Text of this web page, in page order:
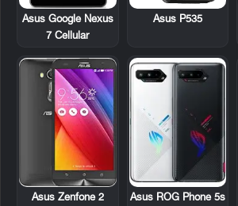
Asus P535
Asus Google Nexus
7 Cellular
Asus ROG Phone 5s
Asus Zenfone 2